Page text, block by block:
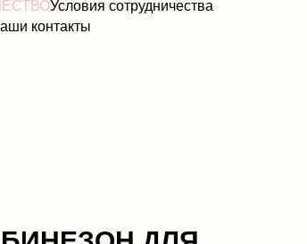
Условия сотрудничества
контакты